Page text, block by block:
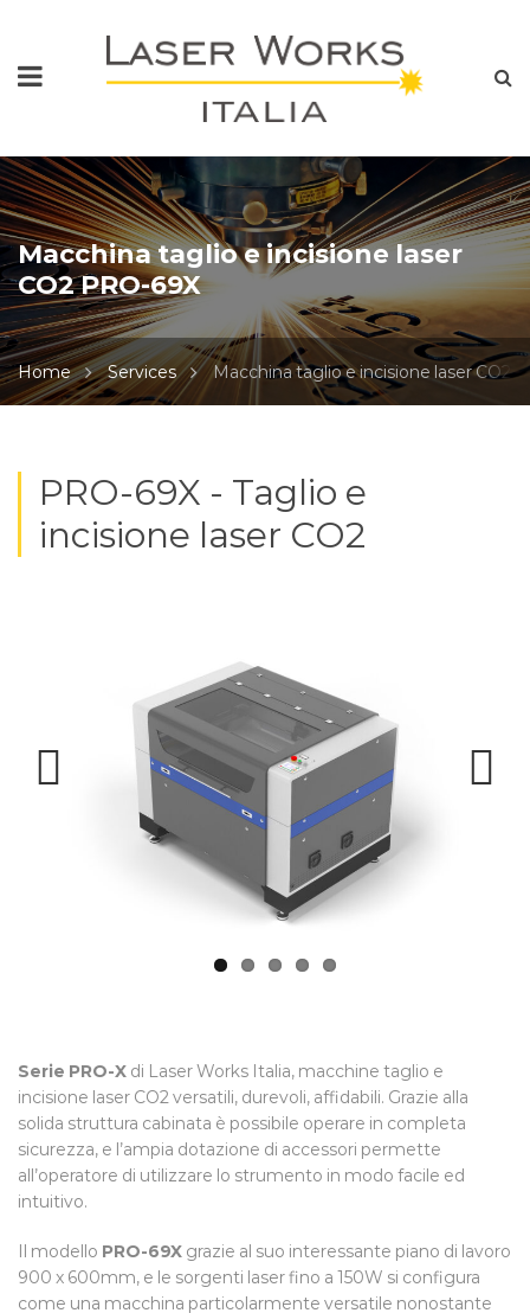
Macchina taglio e incisione laser
CO2 PRO-69X
Home Services Macchina taglio e incisione laser CO2
PRO-69X - Taglio e
incisione laser CO2
Serie PRO-X di Laser Works Italia, macchine taglio e
incisione laser CO2 versatili, durevoli, affidabili. Grazie alla
solida struttura cabinata è possibile operare in completa
sicurezza, e l’ampia dotazione di accessori permette
all’operatore di utilizzare lo strumento in modo facile ed
intuitivo.
Il modello PRO-69X grazie al suo interessante piano di lavoro
900 x 600mm, e le sorgenti laser fino a 150W si configura
come una macchina particolarmente versatile nonostante